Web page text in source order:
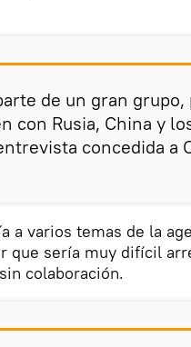
de un gran grupo,
con Rusia, China y
concedida a
a varios temas de la
que sería muy difícil
colaboración.